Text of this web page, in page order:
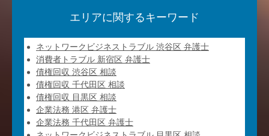
エリアに関するキーワード
ネットワークビジネストラブル 渋谷区 弁護士
消費者トラブル 新宿区 弁護士
債権回収 渋谷区 相談
債権回収 千代田区 相談
債権回収 目黒区 相談
企業法務 港区 弁護士
企業法務 千代田区 弁護士